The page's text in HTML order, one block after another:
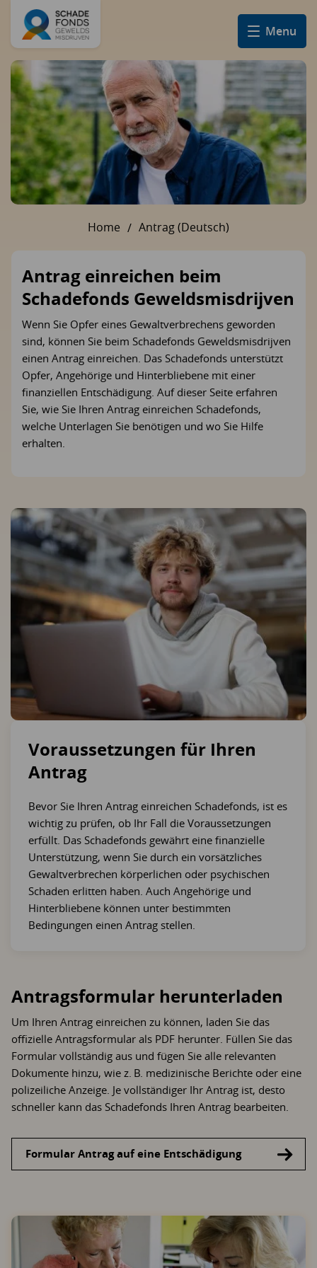
Menu
U bent hier:
Home Antrag (Deutsch)
Antrag einreichen beim
Schadefonds Geweldsmisdrijven
Wenn Sie Opfer eines Gewaltverbrechens geworden
sind, können Sie beim Schadefonds Geweldsmisdrijven
einen Antrag einreichen. Das Schadefonds unterstützt
Opfer, Angehörige und Hinterbliebene mit einer
finanziellen Entschädigung. Auf dieser Seite erfahren
Sie, wie Sie Ihren Antrag einreichen Schadefonds,
welche Unterlagen Sie benötigen und wo Sie Hilfe
erhalten.
Voraussetzungen für Ihren
Antrag
Bevor Sie Ihren Antrag einreichen Schadefonds, ist es
wichtig zu prüfen, ob Ihr Fall die Voraussetzungen
erfüllt. Das Schadefonds gewährt eine finanzielle
Unterstützung, wenn Sie durch ein vorsätzliches
Gewaltverbrechen körperlichen oder psychischen
Schaden erlitten haben. Auch Angehörige und
Hinterbliebene können unter bestimmten
Bedingungen einen Antrag stellen.
Antragsformular herunterladen
Um Ihren Antrag einreichen zu können, laden Sie das
offizielle Antragsformular als PDF herunter. Füllen Sie das
Formular vollständig aus und fügen Sie alle relevanten
Dokumente hinzu, wie z. B. medizinische Berichte oder eine
polizeiliche Anzeige. Je vollständiger Ihr Antrag ist, desto
schneller kann das Schadefonds Ihren Antrag bearbeiten.
Formular Antrag auf eine Entschädigung